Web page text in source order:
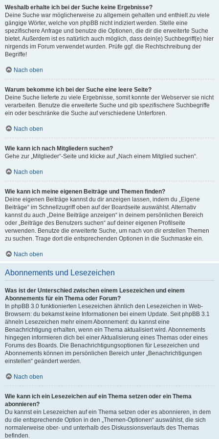
Weshalb erhalte ich bei der Suche keine Ergebnisse?
Deine Suche war möglicherweise zu allgemein gehalten und enthielt zu viele
gängige Wörter, welche von phpBB nicht indiziert werden. Stelle eine
spezifischere Anfrage und benutze die Optionen, die dir die erweiterte Suche
bietet. Außerdem ist es natürlich auch möglich, dass dein(e) Suchbegriff(e) hier
nirgends im Forum verwendet wurden. Prüfe ggf. die Rechtschreibung der
Begriffe!
Nach oben
Warum bekomme ich bei der Suche eine leere Seite?
Deine Suche lieferte zu viele Ergebnisse, somit konnte der Webserver sie nicht
verarbeiten. Benutze die erweiterte Suche und gib spezifischere Suchbegriffe
ein oder beschränke die Suche auf verschiedene Unterforen.
Nach oben
Wie kann ich nach Mitgliedern suchen?
Gehe zur „Mitglieder“-Seite und klicke auf „Nach einem Mitglied suchen“.
Nach oben
Wie kann ich meine eigenen Beiträge und Themen finden?
Deine eigenen Beiträge kannst du dir anzeigen lassen, indem du „Eigene
Beiträge“ im Schnellzugriff oben auf der Boardseite auswählst. Alternativ
kannst du auch „Deine Beiträge anzeigen“ in deinem persönlichen Bereich
oder „Beiträge des Benutzers suchen“ auf deiner eigenen Profilseite
verwenden. Benutze die erweiterte Suche, um nach von dir erstellen Themen
zu suchen. Trage dort die entsprechenden Optionen in die Suchmaske ein.
Nach oben
Abonnements und Lesezeichen
Was ist der Unterschied zwischen einem Lesezeichen und einem
Abonnements für ein Thema oder Forum?
In phpBB 3.0 funktionierten Lesezeichen ähnlich den Lesezeichen in Web-
Browsern: du bekamst keine Informationen bei einem Update. Seit phpBB 3.1
ähneln Lesezeichen mehr einem Abonnement: du kannst eine
Benachrichtigung erhalten, wenn ein Thema aktualisiert wird. Abonnements
hingegen informieren dich bei einer Aktualisierung eines Themas oder eines
Forums des Boards. Die Benachrichtigungsoptionen für Lesezeichen und
Abonnements können im persönlichen Bereich unter „Benachrichtigungen
einstellen“ geändert werden.
Nach oben
Wie kann ich ein Lesezeichen auf ein Thema setzen oder ein Thema
abonnieren?
Du kannst ein Lesezeichen auf ein Thema setzen oder es abonnieren, in dem
du die entsprechende Option in den „Themen-Optionen“ auswählst, die sich
normalerweise ober- und unterhalb des Diskussionsverlaufs des Themas
befinden.